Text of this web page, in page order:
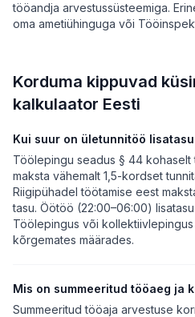
tööandja arvestussüsteemiga.
oma ametiühinguga või
Korduma kippuvad
kalkulaator Eesti
Kui suur on ületunnitöö lisatasu
Töölepingu seadus § 44
maksta vähemalt 1,5-kordset
Riigipühadel töötamise eest
tasu. Öötöö (22:00–06:00)
Töölepingus või
kõrgemates määrades.
Mis on summeeritud tööaeg ja
Summeeritud tööaja arvestuse